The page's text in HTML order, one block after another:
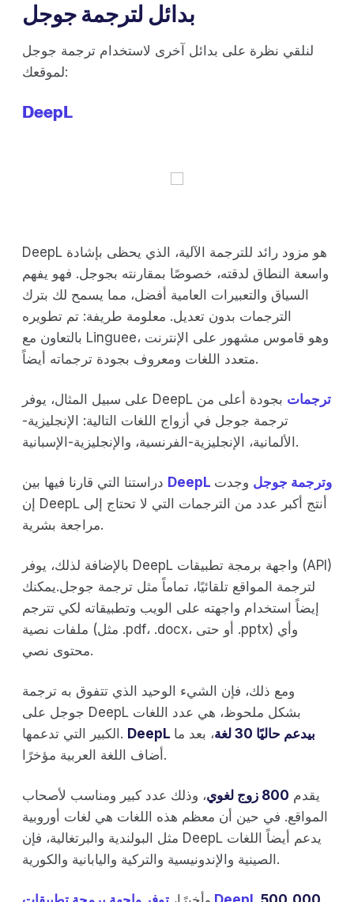
بدائل لترجمة جوجل
لنلقي نظرة على بدائل آخرى لاستخدام ترجمة جوجل
لموقعك:
DeepL
DeepL هو مزود رائد للترجمة الآلية، الذي يحظى بإشادة
واسعة النطاق لدقته، خصوصًا بمقارنته بجوجل. فهو يفهم
السياق والتعبيرات العامية أفضل، مما يسمح لك بترك
الترجمات بدون تعديل. معلومة طريفة: تم تطويره
بالتعاون مع Linguee، وهو قاموس مشهور على الإنترنت
متعدد اللغات ومعروف بجودة ترجماته أيضاً.
على سبيل المثال، يوفر DeepL ترجمات بجودة أعلى من
ترجمة جوجل في أزواج اللغات التالية: الإنجليزية-
الألمانية، الإنجليزية-الفرنسية، والإنجليزية-الإسبانية.
DeepL وترجمة جوجل وجدت
إن DeepL أنتج أكبر عدد من الترجمات التي لا تحتاج إلى
مراجعة بشرية.
بالإضافة لذلك، يوفر DeepL واجهة برمجة تطبيقات (API)
لترجمة المواقع تلقائيًا، تماماً مثل ترجمة جوجل.يمكنك
إيضاً استخدام واجهته على الويب وتطبيقاته لكي تترجم
ملفات نصية (مثل .pdf، .docx، أو حتى .pptx) وأي
محتوى نصي.
ومع ذلك، فإن الشيء الوحيد الذي تتفوق به ترجمة
جوجل على DeepL بشكل ملحوظ، هي عدد اللغات
الكبير التي تدعمها.
DeepL بيدعم حاليًا 30 لغة
، بعد ما
أضاف اللغة العربية مؤخرًا.
يقدم 800 زوج لغوي
، وذلك عدد كبير ومناسب لأصحاب
المواقع. في حين أن معظم هذه اللغات هي لغات أوروبية
مثل البولندية والبرتغالية، فإن DeepL يدعم أيضاً اللغات
الصينية والإندونيسية والتركية واليابانية والكورية.